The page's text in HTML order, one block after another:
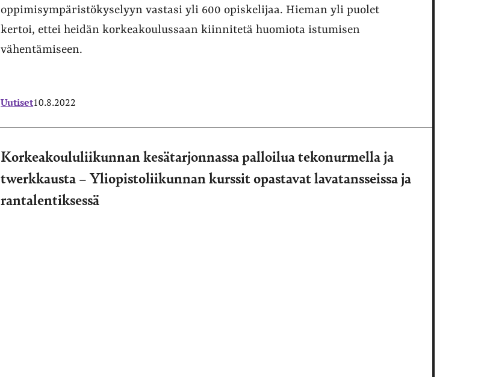
oppimisympäristökyselyyn vastasi yli 600 opiskelijaa. Hieman yli puolet
kertoi, ettei heidän korkeakoulussaan kiinnitetä huomiota istumisen
vähentämiseen.
Uutiset10.8.2022
Korkeakoululiikunnan kesätarjonnassa palloilua tekonurmella ja
twerkkausta – Yliopistoliikunnan kurssit opastavat lavatansseissa ja
rantalentiksessä